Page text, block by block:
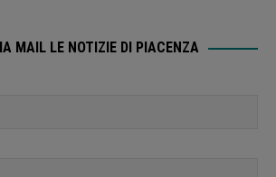
MAIL LE NOTIZIE DI PIACENZA